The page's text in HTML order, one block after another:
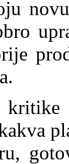
kritike